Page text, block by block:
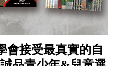
會接受最真實的自